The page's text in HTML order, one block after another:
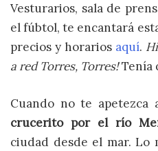
Vesturarios, sala de
el fúbtol, te encantará
precios y horarios aquí.
a red Torres, Torres!Tenía
Cuando no te apetezca
crucerito por el río
ciudad desde el mar. Lo